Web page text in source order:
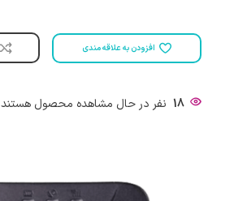
افزودن به علاقه مندی
18 نفر در حال مشاهده محصول هستند